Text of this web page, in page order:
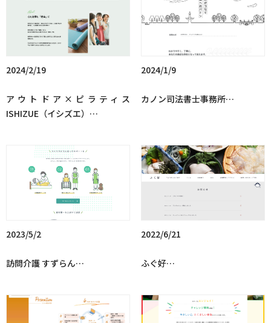
2024/2/19
アウトドア×ピラティス
ISHIZUE（イシズエ）…
2024/1/9
カノン司法書士事務所…
2023/5/2
訪問介護 すずらん…
2022/6/21
ふぐ好…